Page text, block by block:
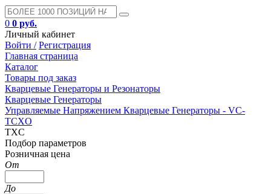
0 0 руб.
Личный кабинет
Войти / Регистрация
Главная страница
Каталог
Товары под заказ
Кварцевые Генераторы и Резонаторы
Кварцевые Генераторы
Управляемые Напряжением Кварцевые Генераторы - VC-
TCXO
TXC
Подбор параметров
Розничная цена
От
До